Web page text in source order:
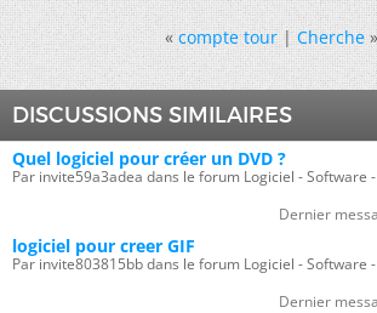
« compte tour|Cherche »
DISCUSSIONS SIMILAIRES
Quel logiciel pour créer un DVD ?
Par invite59a3adea dans le forum Logiciel - Software
Dernier
logiciel pour creer GIF
Par invite803815bb dans le forum Logiciel - Software
Dernier